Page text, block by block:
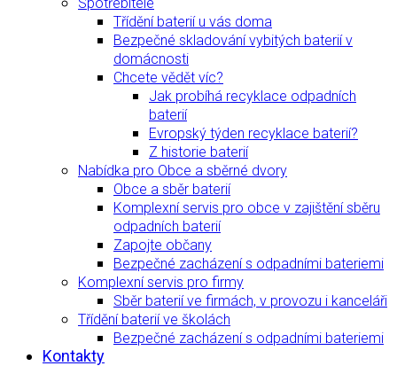
Třídění baterií u vás doma
Bezpečné skladování vybitých baterií v
domácnosti
Chcete vědět víc?
Jak probíhá recyklace odpadních
baterií
Evropský týden recyklace baterií?
Z historie baterií
Nabídka pro Obce a sběrné dvory
Obce a sběr baterií
Komplexní servis pro obce v zajištění sběru
odpadních baterií
Zapojte občany
Bezpečné zacházení s odpadními bateriemi
Komplexní servis pro firmy
Sběr baterií ve firmách, v provozu i kanceláři
Třídění baterií ve školách
Bezpečné zacházení s odpadními bateriemi
Kontakty